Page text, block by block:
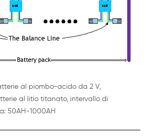
al piombo-acido da 2 V,
al litio titanato, intervallo di
50AH-1000AH